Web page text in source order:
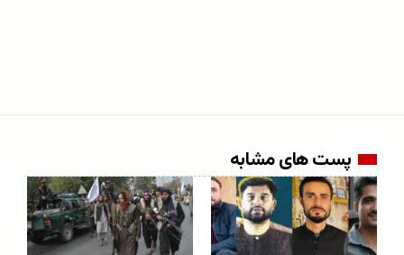
پست های مشابه